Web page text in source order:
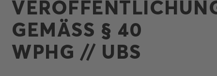
GEMÄSS § 40
WPHG // UBS